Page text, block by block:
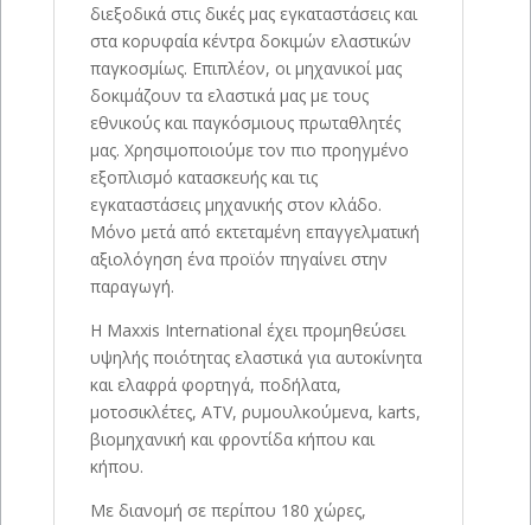
διεξοδικά στις δικές μας εγκαταστάσεις και
στα κορυφαία κέντρα δοκιμών ελαστικών
παγκοσμίως. Επιπλέον, οι μηχανικοί μας
δοκιμάζουν τα ελαστικά μας με τους
εθνικούς και παγκόσμιους πρωταθλητές
μας. Χρησιμοποιούμε τον πιο προηγμένο
εξοπλισμό κατασκευής και τις
εγκαταστάσεις μηχανικής στον κλάδο.
Μόνο μετά από εκτεταμένη επαγγελματική
αξιολόγηση ένα προϊόν πηγαίνει στην
παραγωγή.
Η Maxxis International έχει προμηθεύσει
υψηλής ποιότητας ελαστικά για αυτοκίνητα
και ελαφρά φορτηγά, ποδήλατα,
μοτοσικλέτες, ATV, ρυμουλκούμενα, karts,
βιομηχανική και φροντίδα κήπου και
κήπου.
Με διανομή σε περίπου 180 χώρες,